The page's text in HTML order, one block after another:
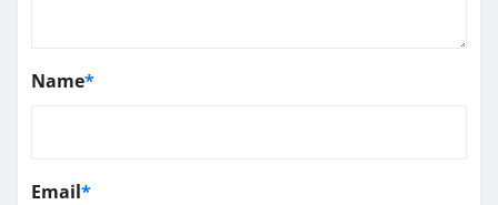
Name*
Email*